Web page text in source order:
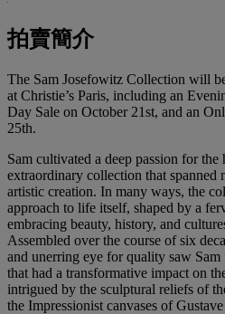
拍賣簡介
The Sam Josefowitz Collection will
at Christie’s Paris, including an
Day Sale on October 21st, and an
25th.
Sam cultivated a deep passion for
extraordinary collection that
artistic creation. In many ways, the
approach to life itself, shaped by a
embracing beauty, history, and
Assembled over the course of six
and unerring eye for quality saw Sam
that had a transformative impact on
intrigued by the sculptural reliefs of
the Impressionist canvases of